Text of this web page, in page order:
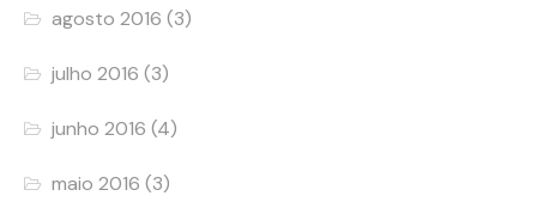
agosto 2016 (3)
julho 2016 (3)
junho 2016 (4)
maio 2016 (3)